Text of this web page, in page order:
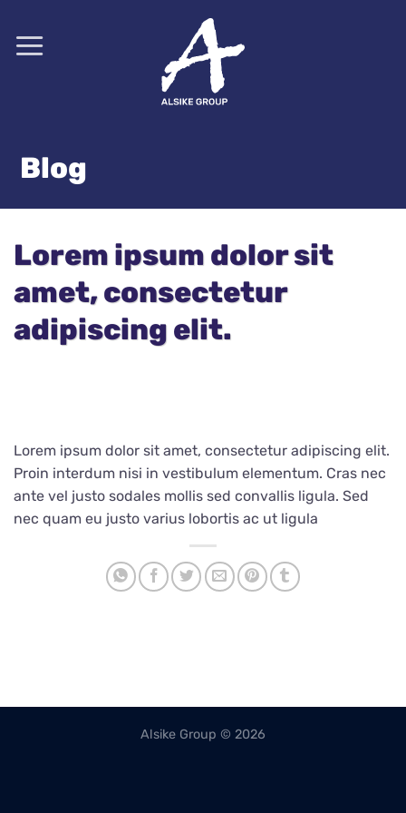
contenido
Blog
Lorem ipsum dolor sit
amet, consectetur
adipiscing elit.
Lorem ipsum dolor sit amet, consectetur adipiscing elit.
Proin interdum nisi in vestibulum elementum. Cras nec
ante vel justo sodales mollis sed convallis ligula. Sed
nec quam eu justo varius lobortis ac ut ligula
Alsike Group © 2026